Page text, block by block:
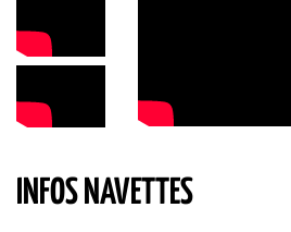
INFOS NAVETTES